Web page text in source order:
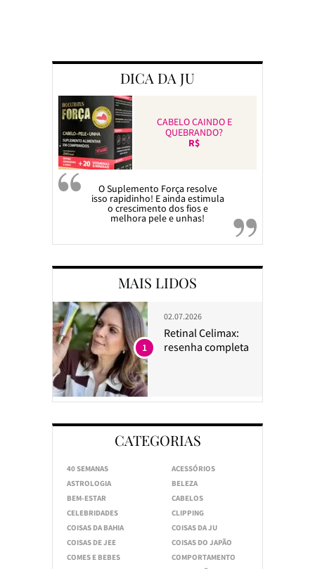
DICA DA JU
CABELO CAINDO E
QUEBRANDO?
R$
O Suplemento Força resolve
isso rapidinho! E ainda estimula
o crescimento dos fios e
melhora pele e unhas!
MAIS LIDOS
02.07.2026
Retinal Celimax:
resenha completa
1
CATEGORIAS
40 SEMANAS
ACESSÓRIOS
ASTROLOGIA
BELEZA
BEM-ESTAR
CABELOS
CELEBRIDADES
CLIPPING
COISAS DA BAHIA
COISAS DA JU
COISAS DE JEE
COISAS DO JAPÃO
COMES E BEBES
COMPORTAMENTO